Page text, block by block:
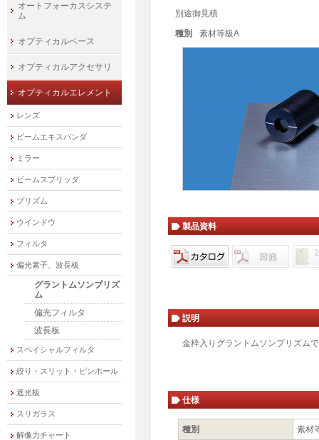
別途御見積
種別
素材等級A
製品資料
説明
金枠入りグラントムソンプリズム
仕様
種別 素材
オートフォーカスシステ
ム
オプティカルベース
オプティカルアクセサリ
オプティカルエレメント
レンズ
ビームエキスパンダ
ミラー
ビームスプリッタ
プリズム
ウインドウ
フィルタ
偏光素子、波長板
グラントムソンプリズ
ム
偏光フィルタ
波長板
スペイシャルフィルタ
絞り・スリット・ピンホール
遮光板
スリガラス
解像力チャート